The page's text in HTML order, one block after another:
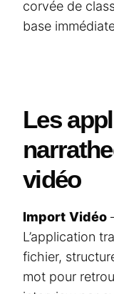
corvée de
base
Les
vidéo
Import Vidéo
L’application
fichier,
mot pour